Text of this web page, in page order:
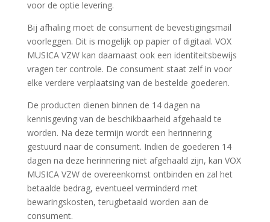
voor de optie levering.
Bij afhaling moet de consument de bevestigingsmail
voorleggen. Dit is mogelijk op papier of digitaal. VOX
MUSICA VZW kan daarnaast ook een identiteitsbewijs
vragen ter controle. De consument staat zelf in voor
elke verdere verplaatsing van de bestelde goederen.
De producten dienen binnen de 14 dagen na
kennisgeving van de beschikbaarheid afgehaald te
worden. Na deze termijn wordt een herinnering
gestuurd naar de consument. Indien de goederen 14
dagen na deze herinnering niet afgehaald zijn, kan VOX
MUSICA VZW de overeenkomst ontbinden en zal het
betaalde bedrag, eventueel verminderd met
bewaringskosten, terugbetaald worden aan de
consument.